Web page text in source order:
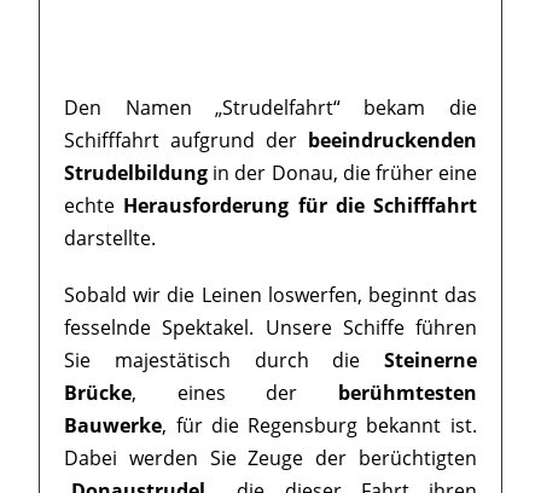
Den Namen „Strudelfahrt“ bekam die
Schifffahrt aufgrund der beeindruckenden
Strudelbildung in der Donau, die früher eine
echte Herausforderung für die Schifffahrt
darstellte.
Sobald wir die Leinen loswerfen, beginnt das
fesselnde Spektakel. Unsere Schiffe führen
Sie majestätisch durch die Steinerne
Brücke, eines der berühmtesten
Bauwerke, für die Regensburg bekannt ist.
Dabei werden Sie Zeuge der berüchtigten